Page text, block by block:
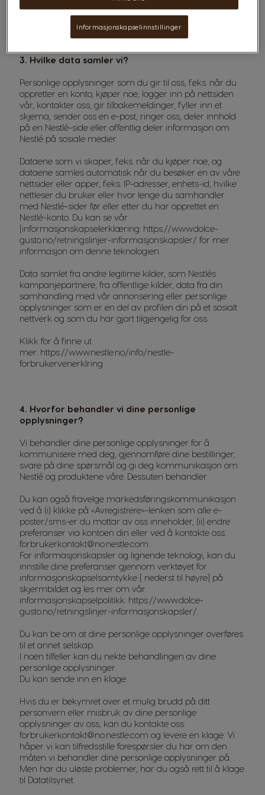
ikke samle og bruke dine personlige opplysninger uten
deres samtykke.
3. Hvilke data samler vi?
Personlige opplysninger som du gir til oss, f.eks. når du
oppretter en konto, kjøper noe, logger inn på nettsiden
vår, kontakter oss, gir tilbakemeldinger, fyller inn et
skjema, sender oss en e-post, ringer oss, deler innhold
på en Nestlé-side eller offentlig deler informasjon om
Nestlé på sosiale medier.
Dataene som vi skaper, f.eks. når du kjøper noe, og
dataene samles automatisk når du besøker en av våre
nettsider eller apper, f.eks. IP-adresser, enhets-id, hvilke
nettleser du bruker eller hvor lenge du samhandler
med Nestlé-sider før eller etter du har opprettet en
Nestlé-konto. Du kan se vår
[informasjonskapselerklæring: https://www.dolce-
gusto.no/retningslinjer-informasjonskapsler/ for mer
informasjon om denne teknologien.
Data samlet fra andre legitime kilder, som Nestlés
kampanjepartnere, fra offentlige kilder, data fra din
samhandling med vår annonsering eller personlige
opplysninger som er en del av profilen din på et sosialt
nettverk og som du har gjort tilgjengelig for oss.
Klikk for å finne ut
mer: https://www.nestle.no/info/nestle-
forbrukervenerklring
4. Hvorfor behandler vi dine personlige
opplysninger?
Vi behandler dine personlige opplysninger for å
kommunisere med deg, gjennomføre dine bestillinger,
svare på dine spørsmål og gi deg kommunikasjon om
Nestlé og produktene våre. Dessuten behandler
Du kan også fravelge markedsføringskommunikasjon
ved å (i) klikke på «Avregistrere»-lenken som alle e-
poster/sms-er du mottar av oss inneholder, (ii) endre
preferanser via kontoen din eller ved å kontakte oss:
forbrukerkontakt@no.nestle.com
For informasjonskapsler og lignende teknologi, kan du
innstille dine preferanser gjennom verktøyet for
informasjonskapselsamtykke [ nederst til høyre] på
skjermbildet og les mer om vår
informasjonskapselpolitikk: https://www.dolce-
gusto.no/retningslinjer-informasjonskapsler/
Du kan be om at dine personlige opplysninger overføres
til et annet selskap.
I noen tilfeller kan du nekte behandlingen av dine
personlige opplysninger.
Du kan sende inn en klage.
Hvis du er bekymret over et mulig brudd på ditt
personvern eller misbruk av dine personlige
opplysninger av oss, kan du kontakte oss:
forbrukerkontakt@no.nestle.com og levere en klage. Vi
håper vi kan tilfredsstille forespørsler du har om den
måten vi behandler dine personlige opplysninger på.
Men har du uløste problemer, har du også rett til å klage
til Datatilsynet.
Informasjonskapselinnstillinger